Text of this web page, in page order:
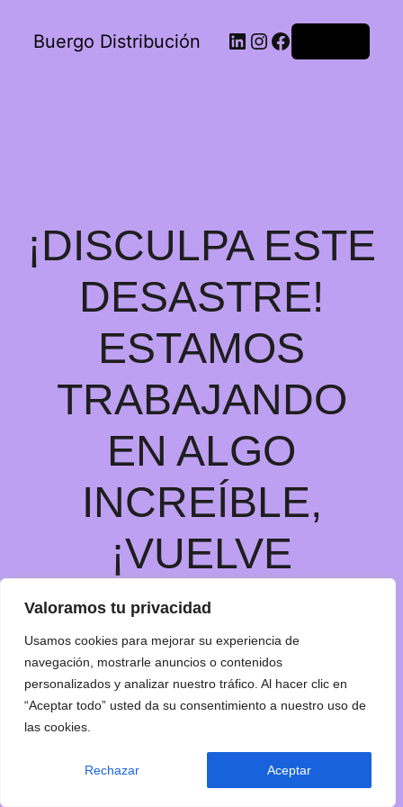
Valoramos tu privacidad
Usamos cookies para mejorar su experiencia de
navegación, mostrarle anuncios o contenidos
personalizados y analizar nuestro tráfico. Al hacer clic en
“Aceptar todo” usted da su consentimiento a nuestro uso de
las cookies.
Rechazar Aceptar
Buergo Distribución
¡DISCULPA ESTE
DESASTRE!
ESTAMOS
TRABAJANDO
EN ALGO
INCREÍBLE,
¡VUELVE
PRONTO!